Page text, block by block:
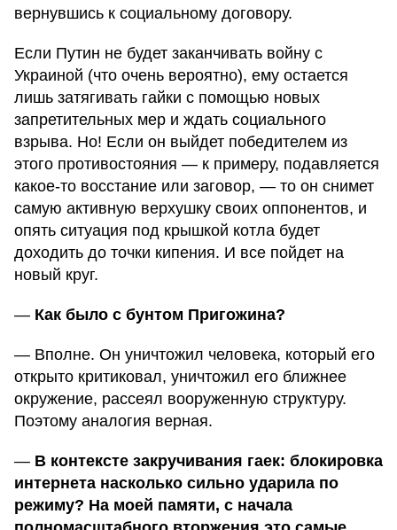
вернувшись к социальному договору.
Если Путин не будет заканчивать войну с
Украиной (что очень вероятно), ему остается
лишь затягивать гайки с помощью новых
запретительных мер и ждать социального
взрыва. Но! Если он выйдет победителем из
этого противостояния — к примеру, подавляется
какое-то восстание или заговор, — то он снимет
самую активную верхушку своих оппонентов, и
опять ситуация под крышкой котла будет
доходить до точки кипения. И все пойдет на
новый круг.
— Как было с бунтом Пригожина?
— Вполне. Он уничтожил человека, который его
открыто критиковал, уничтожил его ближнее
окружение, рассеял вооруженную структуру.
Поэтому аналогия верная.
— В контексте закручивания гаек: блокировка
интернета насколько сильно ударила по
режиму? На моей памяти, с начала